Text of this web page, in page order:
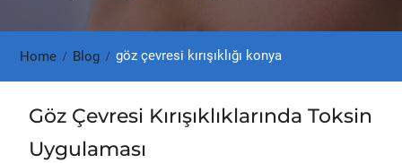
Home Blog göz çevresi kırışıklığı konya
Göz Çevresi Kırışıklıklarında Toksin
Uygulaması